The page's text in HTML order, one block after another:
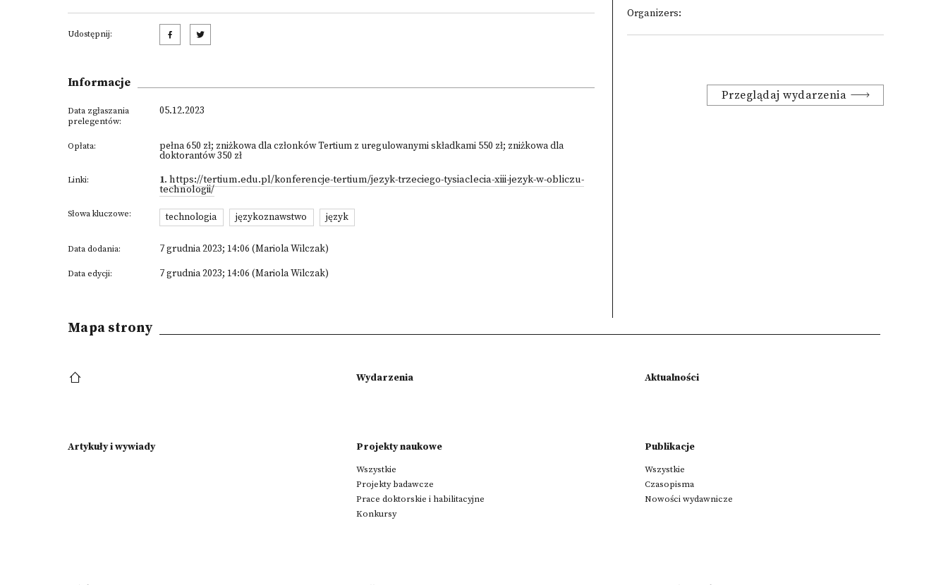
Udostępnij:
Informacje
Data zgłaszania
prelegentów:
05.12.2023
Opłata: pełna 650 zł; zniżkowa dla członków Tertium z uregulowanymi składkami 550 zł; zniżkowa dla
doktorantów 350 zł
Linki: 1. https://tertium.edu.pl/konferencje-tertium/jezyk-trzeciego-tysiaclecia-xiii-jezyk-w-obliczu-
technologii/
Słowa kluczowe: technologia językoznawstwo język
Data dodania: 7 grudnia 2023; 14:06 (Mariola Wilczak)
Data edycji: 7 grudnia 2023; 14:06 (Mariola Wilczak)
Organizers:
Przeglądaj wydarzenia
Mapa strony
Wydarzenia Aktualności
Artykuły i wywiady Projekty naukowe
Wszystkie
Projekty badawcze
Prace doktorskie i habilitacyjne
Konkursy
Publikacje
Wszystkie
Czasopisma
Nowości wydawnicze